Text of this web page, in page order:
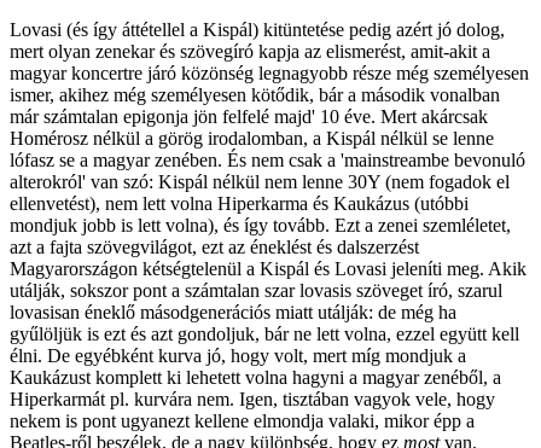
Lovasi (és így áttétellel a Kispál) kitüntetése pedig azért jó dolog,
mert olyan zenekar és szövegíró kapja az elismerést, amit-akit a
magyar koncertre járó közönség legnagyobb része még személyesen
ismer, akihez még személyesen kötődik, bár a második vonalban
már számtalan epigonja jön felfelé majd' 10 éve. Mert akárcsak
Homérosz nélkül a görög irodalomban, a Kispál nélkül se lenne
lófasz se a magyar zenében. És nem csak a 'mainstreambe bevonuló
alterokról' van szó: Kispál nélkül nem lenne 30Y (nem fogadok el
ellenvetést), nem lett volna Hiperkarma és Kaukázus (utóbbi
mondjuk jobb is lett volna), és így tovább. Ezt a zenei szemléletet,
azt a fajta szövegvilágot, ezt az éneklést és dalszerzést
Magyarországon kétségtelenül a Kispál és Lovasi jeleníti meg. Akik
utálják, sokszor pont a számtalan szar lovasis szöveget író, szarul
lovasisan éneklő másodgenerációs miatt utálják: de még ha
gyűlöljük is ezt és azt gondoljuk, bár ne lett volna, ezzel együtt kell
élni. De egyébként kurva jó, hogy volt, mert míg mondjuk a
Kaukázust komplett ki lehetett volna hagyni a magyar zenéből, a
Hiperkarmát pl. kurvára nem. Igen, tisztában vagyok vele, hogy
nekem is pont ugyanezt kellene elmondja valaki, mikor épp a
Beatles-ről beszélek, de a nagy különbség, hogy ez mostvan.